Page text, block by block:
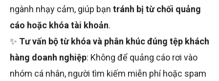
ngành nhạy cảm, giúp bạn tránh bị từ chối quảng
cáo hoặc khóa tài khoản.
✨ Tư vấn bộ từ khóa và phân khúc đúng tệp khách
hàng doanh nghiệp: Không để quảng cáo rơi vào
nhóm cá nhân, người tìm kiếm miễn phí hoặc spam